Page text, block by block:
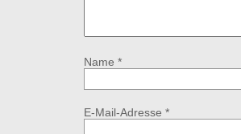
Name *
E-Mail-Adresse *